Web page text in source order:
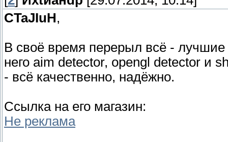
CTaJIuH,
В своё время перерыл всё -
него aim detector, opengl detector и
- всё качественно, надёжно.
Ссылка на его магазин:
Не реклама